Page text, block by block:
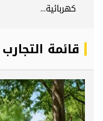
كهربائية...
قائمة التجارب